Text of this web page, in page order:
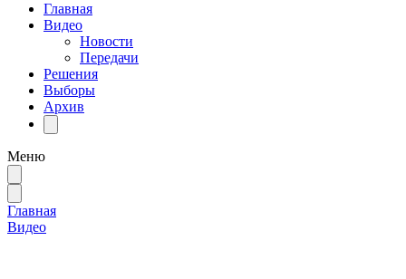
Главная
Видео
Новости
Передачи
Решения
Выборы
Архив
Меню
Главная
Видео